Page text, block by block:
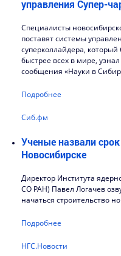
управления Супер-
Специалисты
поставят системы
суперколлайдера, который
быстрее всех в мире,
сообщения «Науки в
Подробнее
Сиб.фм
Ученые назвали
Новосибирске
Директор Института
СО РАН) Павел Логачев
начаться строительство
Подробнее
НГС.Новости